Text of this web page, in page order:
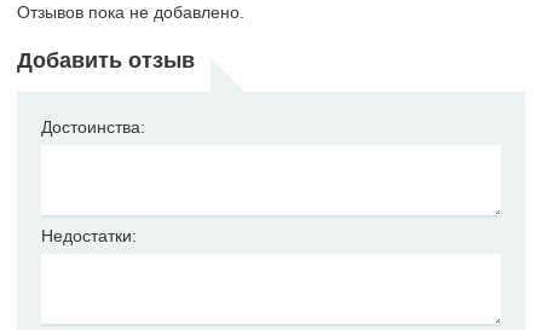
Отзывов пока не добавлено.
Добавить отзыв
Достоинства:
Недостатки: